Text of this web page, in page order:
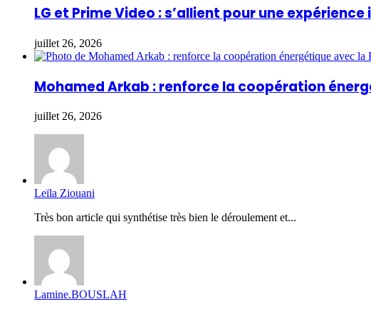
LG et Prime Video : s’allient pour une
juillet 26, 2026
Mohamed Arkab : renforce la coopération
juillet 26, 2026
Leïla Ziouani
Très bon article qui synthétise très bien le déroulement et...
Lamine.BOUSLAH